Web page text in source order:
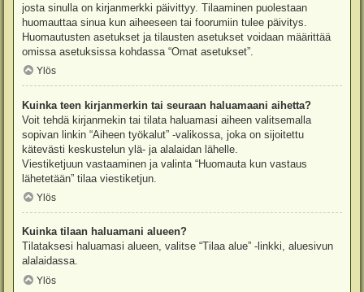
josta sinulla on kirjanmerkki päivittyy. Tilaaminen puolestaan
huomauttaa sinua kun aiheeseen tai foorumiin tulee päivitys.
Huomautusten asetukset ja tilausten asetukset voidaan määrittää
omissa asetuksissa kohdassa “Omat asetukset”.
Ylös
Kuinka teen kirjanmerkin tai seuraan haluamaani aihetta?
Voit tehdä kirjanmekin tai tilata haluamasi aiheen valitsemalla
sopivan linkin “Aiheen työkalut” -valikossa, joka on sijoitettu
kätevästi keskustelun ylä- ja alalaidan lähelle.
Viestiketjuun vastaaminen ja valinta “Huomauta kun vastaus
lähetetään” tilaa viestiketjun.
Ylös
Kuinka tilaan haluamani alueen?
Tilataksesi haluamasi alueen, valitse “Tilaa alue” -linkki, aluesivun
alalaidassa.
Ylös